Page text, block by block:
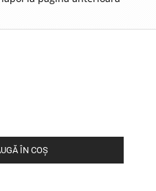
ÎN COȘ